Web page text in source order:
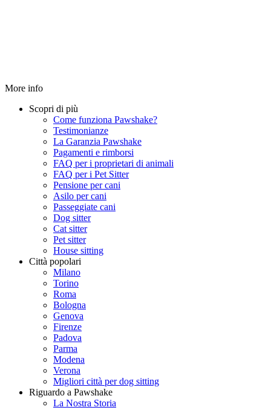
More info
Scopri di più
Come funziona Pawshake?
Testimonianze
La Garanzia Pawshake
Pagamenti e rimborsi
FAQ per i proprietari di animali
FAQ per i Pet Sitter
Pensione per cani
Asilo per cani
Passeggiate cani
Dog sitter
Cat sitter
Pet sitter
House sitting
Città popolari
Milano
Torino
Roma
Bologna
Genova
Firenze
Padova
Parma
Modena
Verona
Migliori città per dog sitting
Riguardo a Pawshake
La Nostra Storia